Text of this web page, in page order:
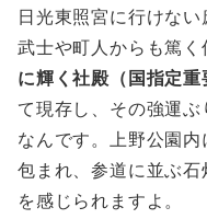
日光東照宮に行けない
武士や町人からも篤く
に輝く社殿（国指定重
て現存し、その強運
なんです。上野公園
包まれ、参道に並ぶ
を感じられますよ。